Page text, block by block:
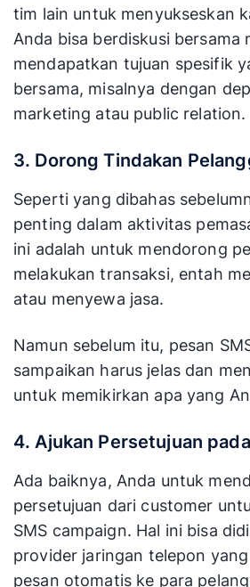
tim lain untuk menyukseskan
Anda bisa berdiskusi bersama
mendapatkan tujuan spesifik
bersama, misalnya dengan
marketing atau public relation.
3. Dorong Tindakan
Seperti yang dibahas
penting dalam aktivitas
ini adalah untuk mendorong
melakukan transaksi, entah
atau menyewa jasa.
Namun sebelum itu, pesan
sampaikan harus jelas dan
untuk memikirkan apa yang
4. Ajukan Persetujuan
Ada baiknya, Anda untuk
persetujuan dari customer
SMS campaign. Hal ini bisa
provider jaringan telepon
pesan otomatis ke para